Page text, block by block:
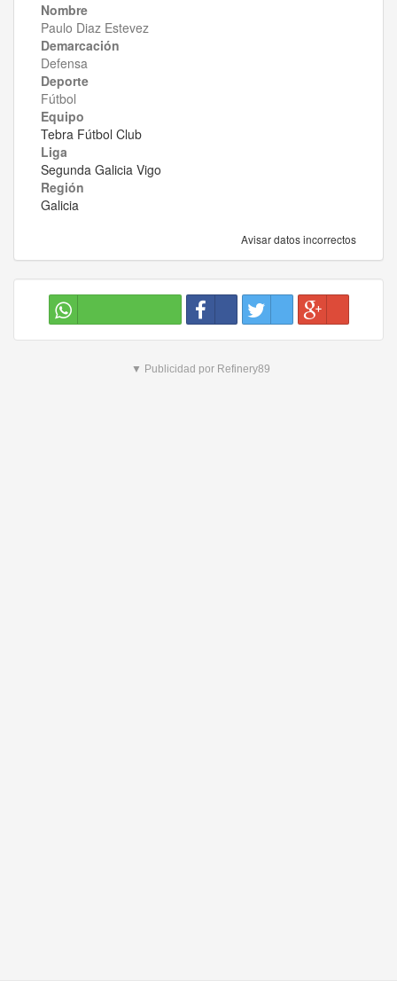
Nombre
Paulo Diaz Estevez
Demarcación
Defensa
Deporte
Fútbol
Equipo
Tebra Fútbol Club
Liga
Segunda Galicia Vigo
Región
Galicia
Avisar datos incorrectos
▼ Publicidad por Refinery89